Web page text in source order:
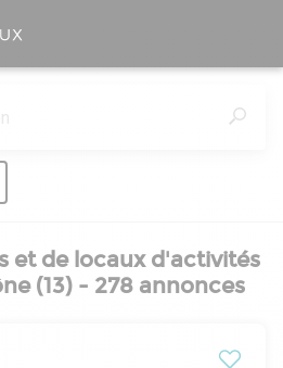
et de locaux d'activités
(13) - 278 annonces